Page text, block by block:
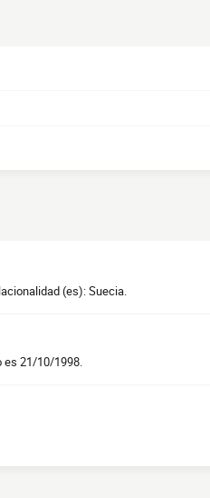
(es): Suecia.
es 21/10/1998.